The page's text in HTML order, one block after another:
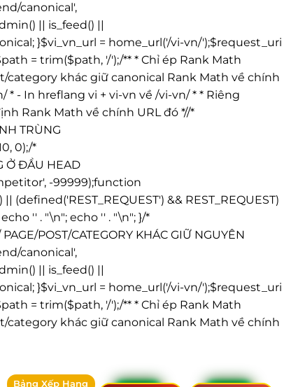
canonical',
|| is_feed() ||
}$vi_vn_url = home_url('/vi-vn/');$request_uri
= trim($path, '/');/** * Chỉ ép Rank Math
category khác giữ canonical Rank Math về chính
* - In hreflang vi + vi-vn về /vi-vn/ * * Riêng
Rank Math về chính URL đó *//*
TRÙNG
0);/*
Ở ĐẦU HEAD
-99999);function
&& REST_REQUEST)
echo '' . "\n"; echo '' . "\n"; }/*
POST/CATEGORY KHÁC GIỮ NGUYÊN
canonical',
|| is_feed() ||
}$vi_vn_url = home_url('/vi-vn/');$request_uri
= trim($path, '/');/** * Chỉ ép Rank Math
category khác giữ canonical Rank Math về chính
Bảng Xếp Hạng